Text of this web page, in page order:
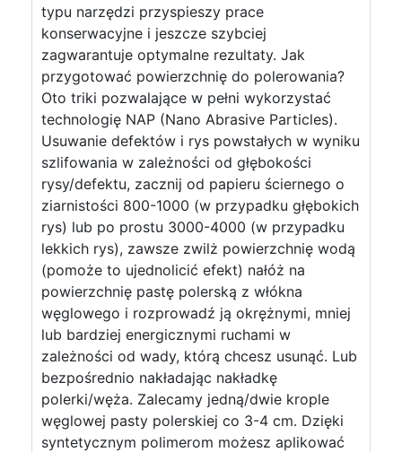
typu narzędzi przyspieszy prace
konserwacyjne i jeszcze szybciej
zagwarantuje optymalne rezultaty. Jak
przygotować powierzchnię do polerowania?
Oto triki pozwalające w pełni wykorzystać
technologię NAP (Nano Abrasive Particles).
Usuwanie defektów i rys powstałych w wyniku
szlifowania w zależności od głębokości
rysy/defektu, zacznij od papieru ściernego o
ziarnistości 800-1000 (w przypadku głębokich
rys) lub po prostu 3000-4000 (w przypadku
lekkich rys), zawsze zwilż powierzchnię wodą
(pomoże to ujednolicić efekt) nałóż na
powierzchnię pastę polerską z włókna
węglowego i rozprowadź ją okrężnymi, mniej
lub bardziej energicznymi ruchami w
zależności od wady, którą chcesz usunąć. Lub
bezpośrednio nakładając nakładkę
polerki/węża. Zalecamy jedną/dwie krople
węglowej pasty polerskiej co 3-4 cm. Dzięki
syntetycznym polimerom możesz aplikować